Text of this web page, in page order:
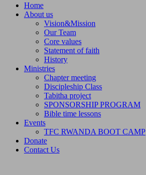
Home
About us
Vision&Mission
Our Team
Core values
Statement of faith
History
Ministries
Chapter meeting
Discipleship Class
Tabitha project
SPONSORSHIP PROGRAM
Bible time lessons
Events
TFC RWANDA BOOT CAMP
Donate
Contact Us